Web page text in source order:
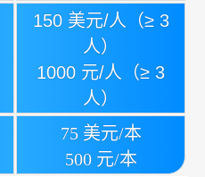
150 美元/人（≥ 3
人）
1000 元/人（≥ 3
人）
75 美元/本
500 元/本